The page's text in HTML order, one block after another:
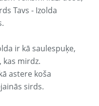
Tavs - Izolda
ir kā saulespuķe,
kas mirdz.
astere koša
sirds.